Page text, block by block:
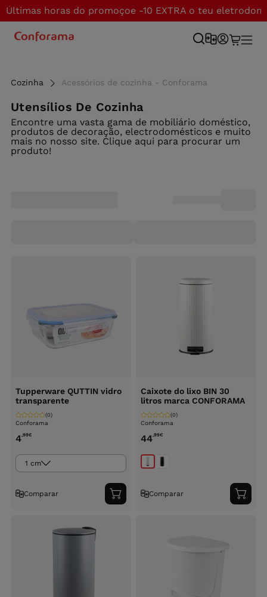
Últimas horas do promoçoe -10 EXTRA o teu
Cozinha Acessórios de cozinha - Conforama
Utensílios De Cozinha
Encontre uma vasta gama de mobiliário doméstico,
produtos de decoração, electrodomésticos e muito
mais no nosso site. Clique aqui para procurar um
produto!
Tupperware QUTTIN vidro
transparente
Conforama
(0)
4,99€
1 cm
Comparar
Adicionar
ao
Caixote do lixo BIN 30
litros marca CONFORAMA
Conforama
(0)
44,99€
Comparar
ao